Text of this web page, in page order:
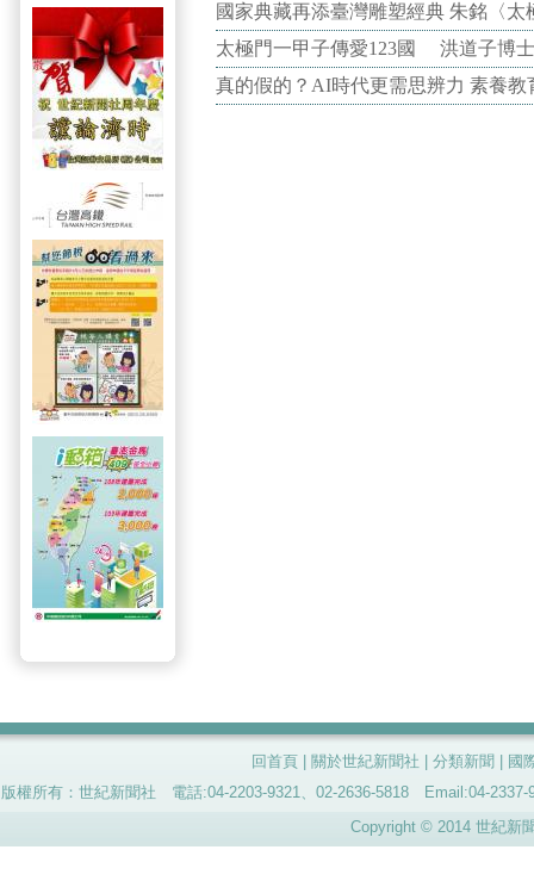
國家典藏再添臺灣雕塑經典 朱銘〈
太極門一甲子傳愛123國 洪道子博
真的假的？AI時代更需思辨力 素養
回首頁 關於世紀新聞社 分類新聞
國
版權所有：世紀新聞社 電話:04-2203-9321、02-2636-5818 Email:04-
Copyright © 2014 世紀新